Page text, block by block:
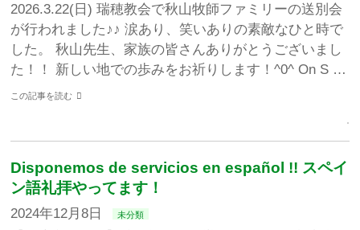
2026.3.22(日) 瑞穂教会で秋山牧師ファミリーの送別会
が行われました♪♪ 涙あり、笑いありの素敵なひと時で
した。 秋山先生、家族の皆さんありがとうございまし
た！！ 新しい地での歩みをお祈りします！^0^ On S …
この記事を読む
Disponemos de servicios en español !! スペイ
ン語礼拝やってます！
2024年12月8日 未分類